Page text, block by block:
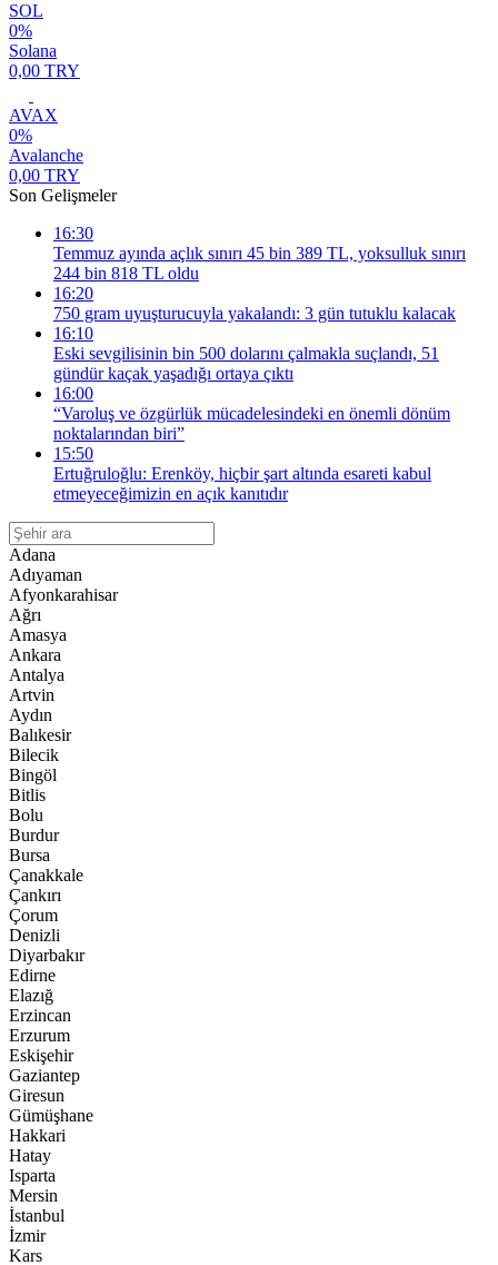
SOL
0%
Solana
0,00 TRY
AVAX
0%
Avalanche
0,00 TRY
Son Gelişmeler
16:30
Temmuz ayında açlık sınırı 45 bin 389 TL, yoksulluk sınırı
244 bin 818 TL oldu
16:20
750 gram uyuşturucuyla yakalandı: 3 gün tutuklu kalacak
16:10
Eski sevgilisinin bin 500 dolarını çalmakla suçlandı, 51
gündür kaçak yaşadığı ortaya çıktı
16:00
“Varoluş ve özgürlük mücadelesindeki en önemli dönüm
noktalarından biri”
15:50
Ertuğruloğlu: Erenköy, hiçbir şart altında esareti kabul
etmeyeceğimizin en açık kanıtıdır
Adana
Adıyaman
Afyonkarahisar
Ağrı
Amasya
Ankara
Antalya
Artvin
Aydın
Balıkesir
Bilecik
Bingöl
Bitlis
Bolu
Burdur
Bursa
Çanakkale
Çankırı
Çorum
Denizli
Diyarbakır
Edirne
Elazığ
Erzincan
Erzurum
Eskişehir
Gaziantep
Giresun
Gümüşhane
Hakkari
Hatay
Isparta
Mersin
İstanbul
İzmir
Kars